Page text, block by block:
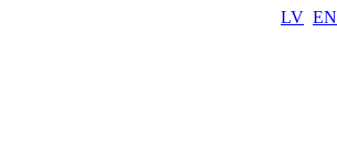
LV EN